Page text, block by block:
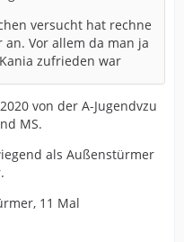
versucht hat rechne
Vor allem da man ja
zufrieden war
von der A-Jugendvzu
MS.
als Außenstürmer
11 Mal